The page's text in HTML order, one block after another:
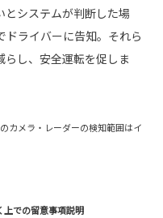
システムが判断した場
ライバーに告知。それら
らし、安全運転を促しま
メラ・レーダーの検知範囲はイ
での留意事項説明